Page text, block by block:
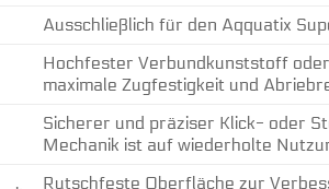
Ausschließlich für den Aqquatix
Hochfester Verbundkunststoff
maximale Zugfestigkeit und
Sicherer und präziser Klick- oder
Mechanik ist auf wiederholte
Rutschfeste Oberfläche zur